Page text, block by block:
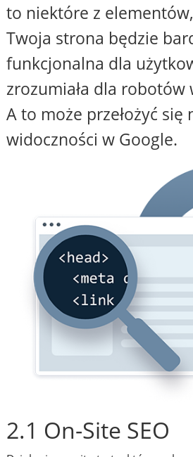
to niektóre z
Twoja strona będzie
funkcjonalna dla
zrozumiała dla robotów
A to może przełożyć się
widoczności w Google.
2.1 On-Site SEO